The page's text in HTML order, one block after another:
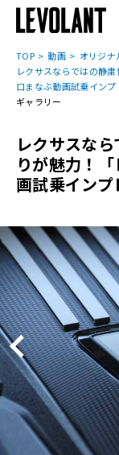
TOP 動画
オリジナ
レクサスならではの静
口まなぶ動画試乗インプ
ギャラリー
レクサスな
りが魅力！
画試乗インプ